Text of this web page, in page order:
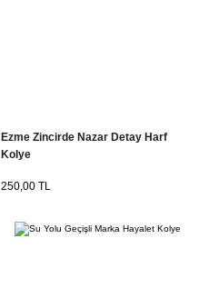
Ezme Zincirde Nazar Detay Harf
Kolye
250,00 TL